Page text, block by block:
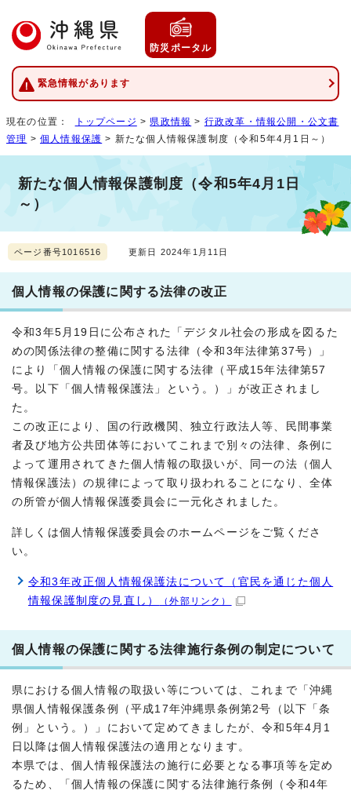
防災ポータル
緊急情報があります
現在の位置： トップページ > 県政情報 > 行政改革・情報公開・公文書
管理 >個人情報保護 > 新たな個人情報保護制度（令和5年4月1日～）
新たな個人情報保護制度（令和5年4月1日
～）
ページ番号1016516 更新日 2024年1月11日
個人情報の保護に関する法律の改正
令和3年5月19日に公布された「デジタル社会の形成を図るた
めの関係法律の整備に関する法律（令和3年法律第37号）」
により「個人情報の保護に関する法律（平成15年法律第57
号。以下「個人情報保護法」という。）」が改正されまし
た。
この改正により、国の行政機関、独立行政法人等、民間事業
者及び地方公共団体等においてこれまで別々の法律、条例に
よって運用されてきた個人情報の取扱いが、同一の法（個人
情報保護法）の規律によって取り扱われることになり、全体
の所管が個人情報保護委員会に一元化されました。
詳しくは個人情報保護委員会のホームページをご覧くださ
い。
令和3年改正個人情報保護法について（官民を通じた個人
情報保護制度の見直し）
（外部リンク）
個人情報の保護に関する法律施行条例の制定について
県における個人情報の取扱い等については、これまで「沖縄
県個人情報保護条例（平成17年沖縄県条例第2号（以下「条
例」という。）」において定めてきましたが、令和5年4月1
日以降は個人情報保護法の適用となります。
本県では、個人情報保護法の施行に必要となる事項等を定め
るため、「個人情報の保護に関する法律施行条例（令和4年